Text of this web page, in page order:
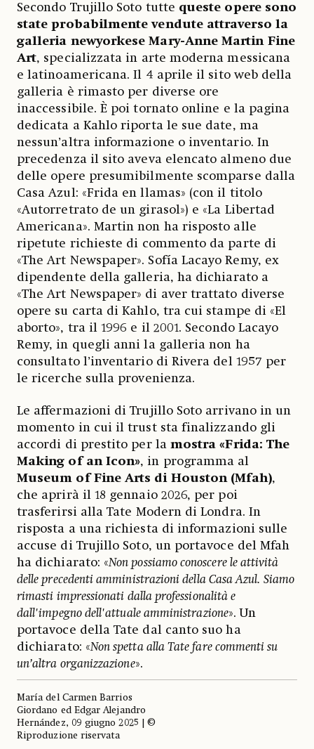
Secondo Trujillo Soto tutte queste opere sono
state probabilmente vendute attraverso la
galleria newyorkese Mary-Anne Martin Fine
Art, specializzata in arte moderna messicana
e latinoamericana. Il 4 aprile il sito web della
galleria è rimasto per diverse ore
inaccessibile. È poi tornato online e la pagina
dedicata a Kahlo riporta le sue date, ma
nessun’altra informazione o inventario. In
precedenza il sito aveva elencato almeno due
delle opere presumibilmente scomparse dalla
Casa Azul: «Frida en llamas» (con il titolo
«Autorretrato de un girasol») e «La Libertad
Americana». Martin non ha risposto alle
ripetute richieste di commento da parte di
«The Art Newspaper». Sofía Lacayo Remy, ex
dipendente della galleria, ha dichiarato a
«The Art Newspaper» di aver trattato diverse
opere su carta di Kahlo, tra cui stampe di «El
aborto», tra il 1996 e il 2001. Secondo Lacayo
Remy, in quegli anni la galleria non ha
consultato l’inventario di Rivera del 1957 per
le ricerche sulla provenienza.
Le affermazioni di Trujillo Soto arrivano in un
momento in cui il trust sta finalizzando gli
accordi di prestito per la mostra «Frida: The
Making of an Icon», in programma al
Museum of Fine Arts di Houston (Mfah),
che aprirà il 18 gennaio 2026, per poi
trasferirsi alla Tate Modern di Londra. In
risposta a una richiesta di informazioni sulle
accuse di Trujillo Soto, un portavoce del Mfah
ha dichiarato: «Non possiamo conoscere le attività
delle precedenti amministrazioni della Casa Azul. Siamo
rimasti impressionati dalla professionalità e
dall'impegno dell'attuale amministrazione». Un
portavoce della Tate dal canto suo ha
dichiarato: «Non spetta alla Tate fare commenti su
un’altra organizzazione».
María del Carmen Barrios
Giordano ed Edgar Alejandro
Hernández, 09 giugno 2025 | ©
Riproduzione riservata